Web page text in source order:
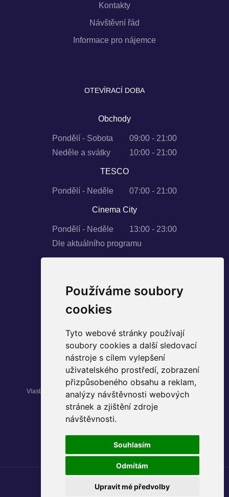
Používáme soubory
cookies
Tyto webové stránky používají
soubory cookies a další sledovací
nástroje s cílem vylepšení
uživatelského prostředí, zobrazení
přizpůsobeného obsahu a reklam,
analýzy návštěvnosti webových
stránek a zjištění zdroje
návštěvnosti.
Souhlasím
Odmítám
Upravit mé předvolby
Kontakty
Návštěvní řád
Informace pro nájemce
OTEVÍRACÍ DOBA
Obchody
Pondělí - Sobota
09:00 - 21:00
Neděle a svátky
10:00 - 21:00
TESCO
Pondělí - Neděle 07:00 - 21:00
Cinema City
Pondělí - Neděle
13:00 - 23:00
Dle aktuálního programu
SLEDUJTE NÁS
Instagram
Facebook
YouTube
Vlastníkem nemovitosti Palác Pardubice je fond kvalifikovaných
investorů
Zásady ochrany osobních údajů
Design: © 2024Rency